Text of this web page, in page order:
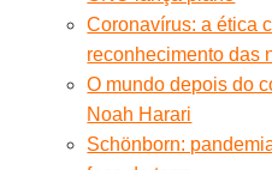
Coronavírus: a ética
reconhecimento das
O mundo depois do
Noah Harari
Schönborn: